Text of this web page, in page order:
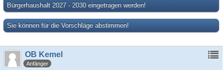
Bürgerhaushalt 2027 - 2030 eingetragen werden!
Sie können für die Vorschläge abstimmen!
OB Kemel
Anfänger